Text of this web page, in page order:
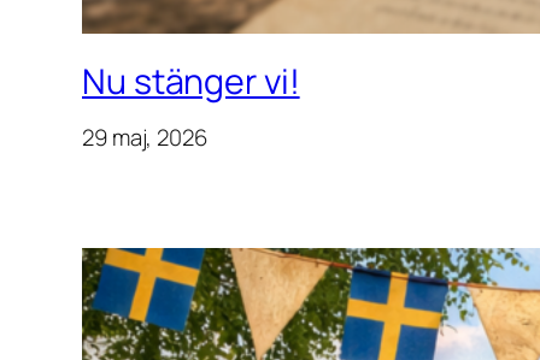
Nu stänger vi!
29 maj, 2026